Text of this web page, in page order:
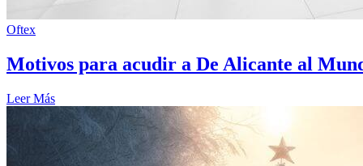
Oftex
Motivos para acudir a De Alicante al
Leer Más